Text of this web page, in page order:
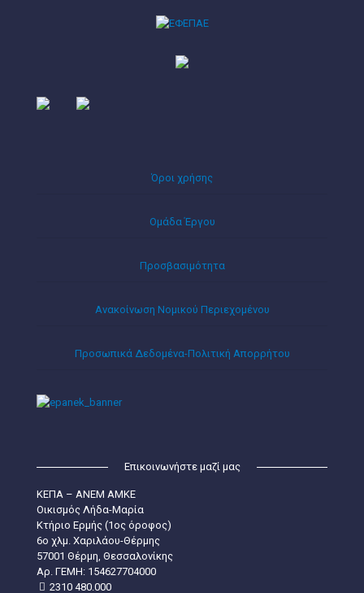
Όροι χρήσης
Ομάδα Έργου
Προσβασιμότητα
Ανακοίνωση Νομικού Περιεχομένου
Προσωπικά Δεδομένα-Πολιτική Απορρήτου
Επικοινωνήστε μαζί μας
ΚΕΠΑ – ΑΝΕΜ ΑΜΚΕ
Οικισμός Λήδα-Μαρία
Κτήριο Ερμής (1ος όροφος)
6ο χλμ. Χαριλάου-Θέρμης
57001 Θέρμη, Θεσσαλονίκης
Aρ. ΓΕΜΗ: 154627704000
2310 480.000